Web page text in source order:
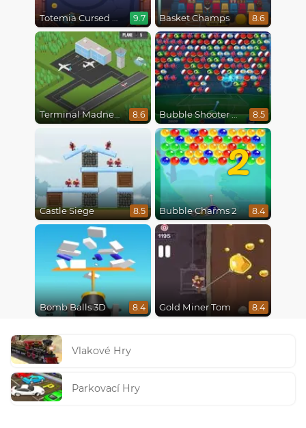
Totemia Cursed Marbles 9.7 Basket Champs 8.6
Terminal Madness 8.6 Bubble Shooter World Cup 8.5
Castle Siege 8.5
2
Bubble Charms 2 8.4
Bomb Balls 3D 8.4 Gold Miner Tom 8.4
Vlakové Hry
Parkovací Hry